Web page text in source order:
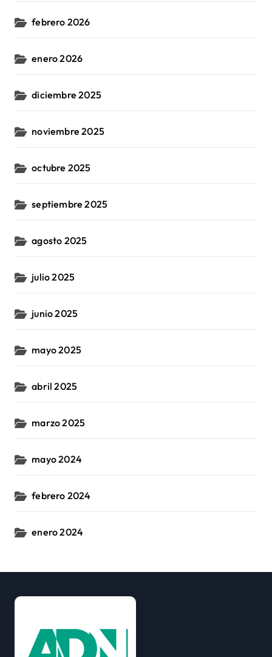
febrero 2026
enero 2026
diciembre 2025
noviembre 2025
octubre 2025
septiembre 2025
agosto 2025
julio 2025
junio 2025
mayo 2025
abril 2025
marzo 2025
mayo 2024
febrero 2024
enero 2024